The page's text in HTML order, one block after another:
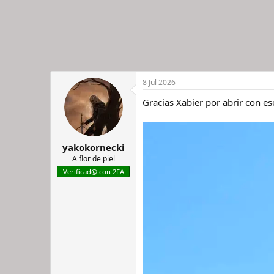
yakokornecki
A flor de piel
Verificad@ con 2FA
8 Jul 2026
Gracias Xabier por abrir con